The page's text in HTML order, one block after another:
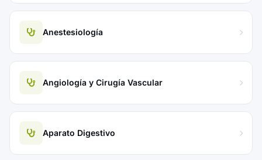
Anestesiología
Angiología y Cirugía Vascular
Aparato Digestivo